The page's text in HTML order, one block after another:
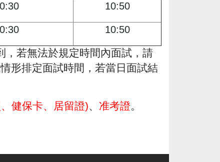
10:50
10:50
，若無法於規定時間內面試，請
形排定面試時間，若當日面試結
健保卡、居留證)、 准考證。